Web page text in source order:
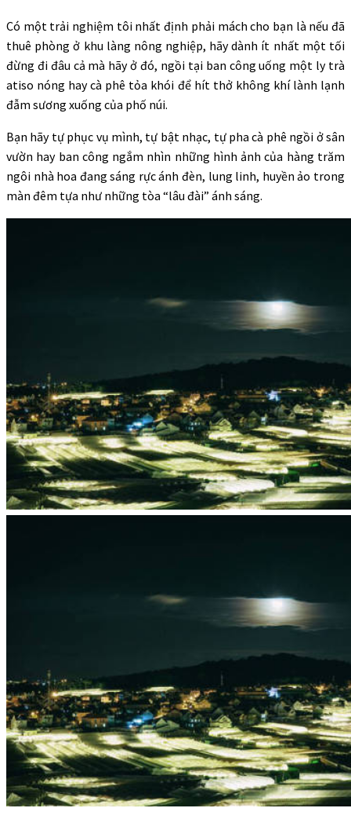
Có một trải nghiệm tôi nhất định phải mách cho bạn là nếu đã
thuê phòng ở khu làng nông nghiệp, hãy dành ít nhất một tối
đừng đi đâu cả mà hãy ở đó, ngồi tại ban công uống một ly trà
atiso nóng hay cà phê tỏa khói để hít thở không khí lành lạnh
đẫm sương xuống của phố núi.
Bạn hãy tự phục vụ mình, tự bật nhạc, tự pha cà phê ngồi ở sân
vườn hay ban công ngắm nhìn những hình ảnh của hàng trăm
ngôi nhà hoa đang sáng rực ánh đèn, lung linh, huyền ảo trong
màn đêm tựa như những tòa “lâu đài” ánh sáng.